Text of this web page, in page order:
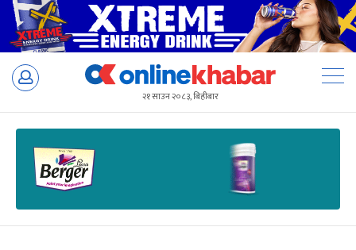
Skip
२१ साउन २०८३, बिहीबार